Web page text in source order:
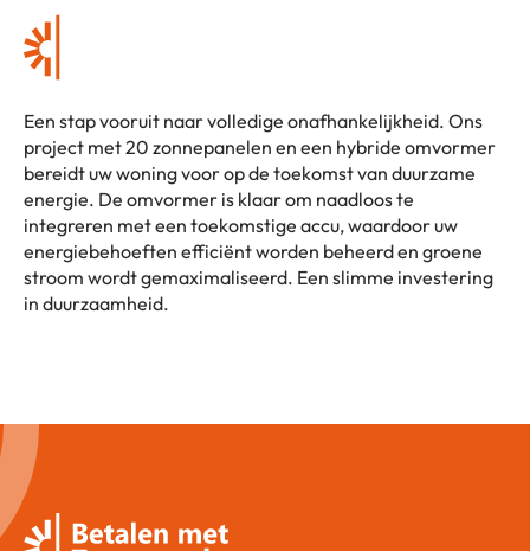
Een stap vooruit naar volledige onafhankelijkheid. Ons
project met 20 zonnepanelen en een hybride omvormer
bereidt uw woning voor op de toekomst van duurzame
energie. De omvormer is klaar om naadloos te
integreren met een toekomstige accu, waardoor uw
energiebehoeften efficiënt worden beheerd en groene
stroom wordt gemaximaliseerd. Een slimme investering
in duurzaamheid.